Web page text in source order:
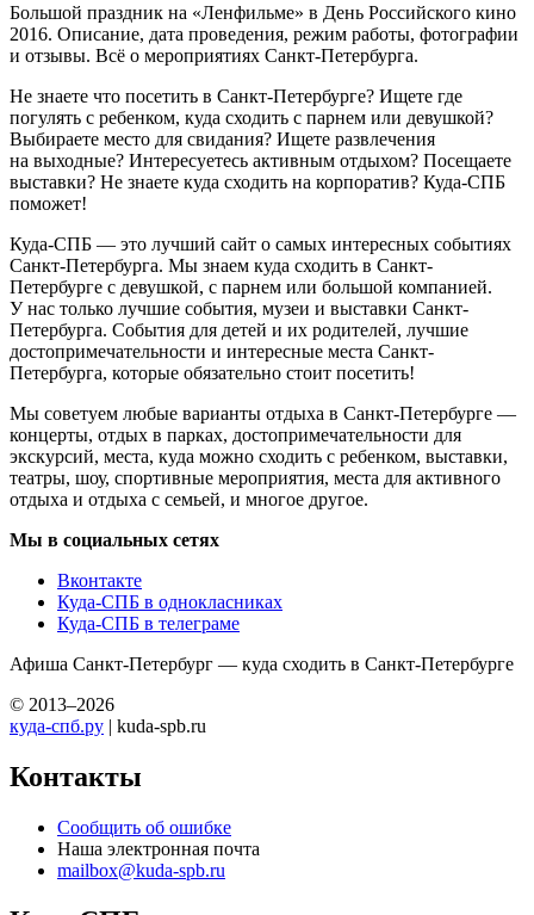
Большой праздник на «Ленфильме» в День Российского кино
2016. Описание, дата проведения, режим работы, фотографии
и отзывы. Всё о мероприятиях Санкт-Петербурга.
Не знаете что посетить в Санкт-Петербурге? Ищете где
погулять с ребенком, куда сходить с парнем или девушкой?
Выбираете место для свидания? Ищете развлечения
на выходные? Интересуетесь активным отдыхом? Посещаете
выставки? Не знаете куда сходить на корпоратив? Куда-СПБ
поможет!
Куда-СПБ — это лучший сайт о самых интересных событиях
Санкт-Петербурга. Мы знаем куда сходить в Санкт-
Петербурге с девушкой, с парнем или большой компанией.
У нас только лучшие события, музеи и выставки Санкт-
Петербурга. События для детей и их родителей, лучшие
достопримечательности и интересные места Санкт-
Петербурга, которые обязательно стоит посетить!
Мы советуем любые варианты отдыха в Санкт-Петербурге —
концерты, отдых в парках, достопримечательности для
экскурсий, места, куда можно сходить с ребенком, выставки,
театры, шоу, спортивные мероприятия, места для активного
отдыха и отдыха с семьей, и многое другое.
Мы в социальных сетях
Вконтакте
Куда-СПБ в однокласниках
Куда-СПБ в телеграме
Афиша Санкт-Петербург — куда сходить в Санкт-Петербурге
© 2013–2026
куда-спб.ру | kuda-spb.ru
Контакты
Сообщить об ошибке
Наша электронная почта
mailbox@kuda-spb.ru